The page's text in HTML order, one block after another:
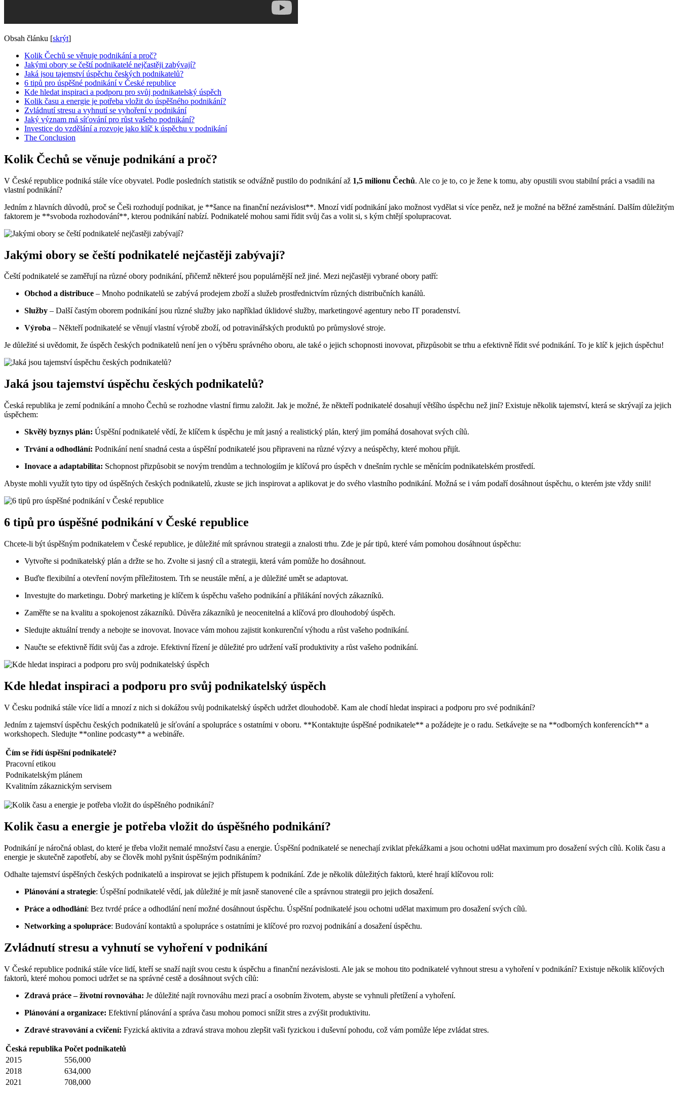
Obsah článku [skrýt]
Kolik Čechů se věnuje podnikání a proč?
Jakými obory se čeští podnikatelé nejčastěji zabývají?
Jaká jsou tajemství úspěchu českých podnikatelů?
6 tipů pro úspěšné podnikání v České republice
Kde hledat inspiraci a podporu pro svůj podnikatelský úspěch
Kolik času a energie je potřeba vložit do úspěšného podnikání?
Zvládnutí stresu a vyhnutí se vyhoření v podnikání
Jaký význam má síťování pro růst vašeho podnikání?
Investice do vzdělání a rozvoje jako klíč k úspěchu v podnikání
The Conclusion
Kolik Čechů se věnuje podnikání a proč?
V České republice podniká stále více obyvatel. Podle posledních statistik se odvážně pustilo do podnikání až 1,5 milionu Čechů. Ale co je to, co je žene k tomu, aby opustili svou stabilní práci a vsadili na
vlastní podnikání?
Jedním z hlavních důvodů, proč se Češi rozhodují podnikat, je **šance na finanční nezávislost**. Mnozí vidí podnikání jako možnost vydělat si více peněz, než je možné na běžné zaměstnání. Dalším důležitým
faktorem je **svoboda rozhodování**, kterou podnikání nabízí. Podnikatelé mohou sami řídit svůj čas a volit si, s kým chtějí spolupracovat.
Jakými obory se čeští podnikatelé nejčastěji zabývají?
Čeští podnikatelé se zaměřují na různé obory podnikání, přičemž některé jsou populárnější než jiné. Mezi nejčastěji vybrané obory patří:
Obchod a distribuce – Mnoho podnikatelů se zabývá prodejem zboží a služeb prostřednictvím různých distribučních kanálů.
Služby – Další častým oborem podnikání jsou různé služby jako například úklidové služby, marketingové agentury nebo IT poradenství.
Výroba – Někteří podnikatelé se věnují vlastní výrobě zboží, od potravinářských produktů po průmyslové stroje.
Je důležité si uvědomit, že úspěch českých podnikatelů není jen o výběru správného oboru, ale také o jejich schopnosti inovovat, přizpůsobit se trhu a efektivně řídit své podnikání. To je klíč k jejich úspěchu!
Jaká jsou tajemství úspěchu českých podnikatelů?
Česká republika je zemí podnikání a mnoho Čechů se rozhodne vlastní firmu založit. Jak je možné, že někteří podnikatelé dosahují většího úspěchu než jiní? Existuje několik tajemství, která se skrývají za jejich
úspěchem:
Skvělý byznys plán: Úspěšní podnikatelé vědí, že klíčem k úspěchu je mít jasný a realistický plán, který jim pomáhá dosahovat svých cílů.
Trvání a odhodlání: Podnikání není snadná cesta a úspěšní podnikatelé jsou připraveni na různé výzvy a neúspěchy, které mohou přijít.
Inovace a adaptabilita: Schopnost přizpůsobit se novým trendům a technologiím je klíčová pro úspěch v dnešním rychle se měnícím podnikatelském prostředí.
Abyste mohli využít tyto tipy od úspěšných českých podnikatelů, zkuste se jich inspirovat a aplikovat je do svého vlastního podnikání. Možná se i vám podaří dosáhnout úspěchu, o kterém jste vždy snili!
6 tipů pro úspěšné podnikání v České republice
Chcete-li být úspěšným podnikatelem v České republice, je důležité mít správnou strategii a znalosti trhu. Zde je pár tipů, které vám pomohou dosáhnout úspěchu:
Vytvořte si podnikatelský plán a držte se ho. Zvolte si jasný cíl a strategii, která vám pomůže ho dosáhnout.
Buďte flexibilní a otevření novým příležitostem. Trh se neustále mění, a je důležité umět se adaptovat.
Investujte do marketingu. Dobrý marketing je klíčem k úspěchu vašeho podnikání a přilákání nových zákazníků.
Zaměřte se na kvalitu a spokojenost zákazníků. Důvěra zákazníků je neocenitelná a klíčová pro dlouhodobý úspěch.
Sledujte aktuální trendy a nebojte se inovovat. Inovace vám mohou zajistit konkurenční výhodu a růst vašeho podnikání.
Naučte se efektivně řídit svůj čas a zdroje. Efektivní řízení je důležité pro udržení vaší produktivity a růst vašeho podnikání.
Kde hledat inspiraci a podporu pro svůj podnikatelský úspěch
V Česku podniká stále více lidí a mnozí z nich si dokážou svůj podnikatelský úspěch udržet dlouhodobě. Kam ale chodí hledat inspiraci a podporu pro své podnikání?
Jedním z tajemství úspěchu českých podnikatelů je síťování a spolupráce s ostatními v oboru. **Kontaktujte úspěšné podnikatele** a požádejte je o radu. Setkávejte se na **odborných konferencích** a
workshopech. Sledujte **online podcasty** a webináře.
Čím se řídí úspěšní podnikatelé?
Pracovní etikou
Podnikatelským plánem
Kvalitním zákaznickým servisem
Kolik času a energie je potřeba vložit do úspěšného podnikání?
Podnikání je náročná oblast, do které je třeba vložit nemalé množství času a energie. Úspěšní podnikatelé se nenechají zviklat překážkami a jsou ochotni udělat maximum pro dosažení svých cílů. Kolik času a
energie je skutečně zapotřebí, aby se člověk mohl pyšnit úspěšným podnikáním?
Odhalte tajemství úspěšných českých podnikatelů a inspirovat se jejich přístupem k podnikání. Zde je několik důležitých faktorů, které hrají klíčovou roli:
Plánování a strategie: Úspěšní podnikatelé vědí, jak důležité je mít jasně stanovené cíle a správnou strategii pro jejich dosažení.
Práce a odhodlání: Bez tvrdé práce a odhodlání není možné dosáhnout úspěchu. Úspěšní podnikatelé jsou ochotni udělat maximum pro dosažení svých cílů.
Networking a spolupráce: Budování kontaktů a spolupráce s ostatními je klíčové pro rozvoj podnikání a dosažení úspěchu.
Zvládnutí stresu a vyhnutí se vyhoření v podnikání
V České republice podniká stále více lidí, kteří se snaží najít svou cestu k úspěchu a finanční nezávislosti. Ale jak se mohou tito podnikatelé vyhnout stresu a vyhoření v podnikání? Existuje několik klíčových
faktorů, které mohou pomoci udržet se na správné cestě a dosáhnout svých cílů:
Zdravá práce – životní rovnováha: Je důležité najít rovnováhu mezi prací a osobním životem, abyste se vyhnuli přetížení a vyhoření.
Plánování a organizace: Efektivní plánování a správa času mohou pomoci snížit stres a zvýšit produktivitu.
Zdravé stravování a cvičení: Fyzická aktivita a zdravá strava mohou zlepšit vaši fyzickou i duševní pohodu, což vám pomůže lépe zvládat stres.
Česká republika Počet podnikatelů
2015
556,000
2018
634,000
2021
708,000